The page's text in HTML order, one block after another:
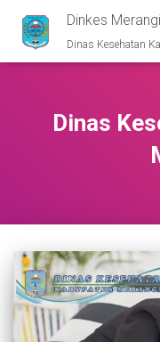
Dinkes
Dinas Kesehatan
Dinas